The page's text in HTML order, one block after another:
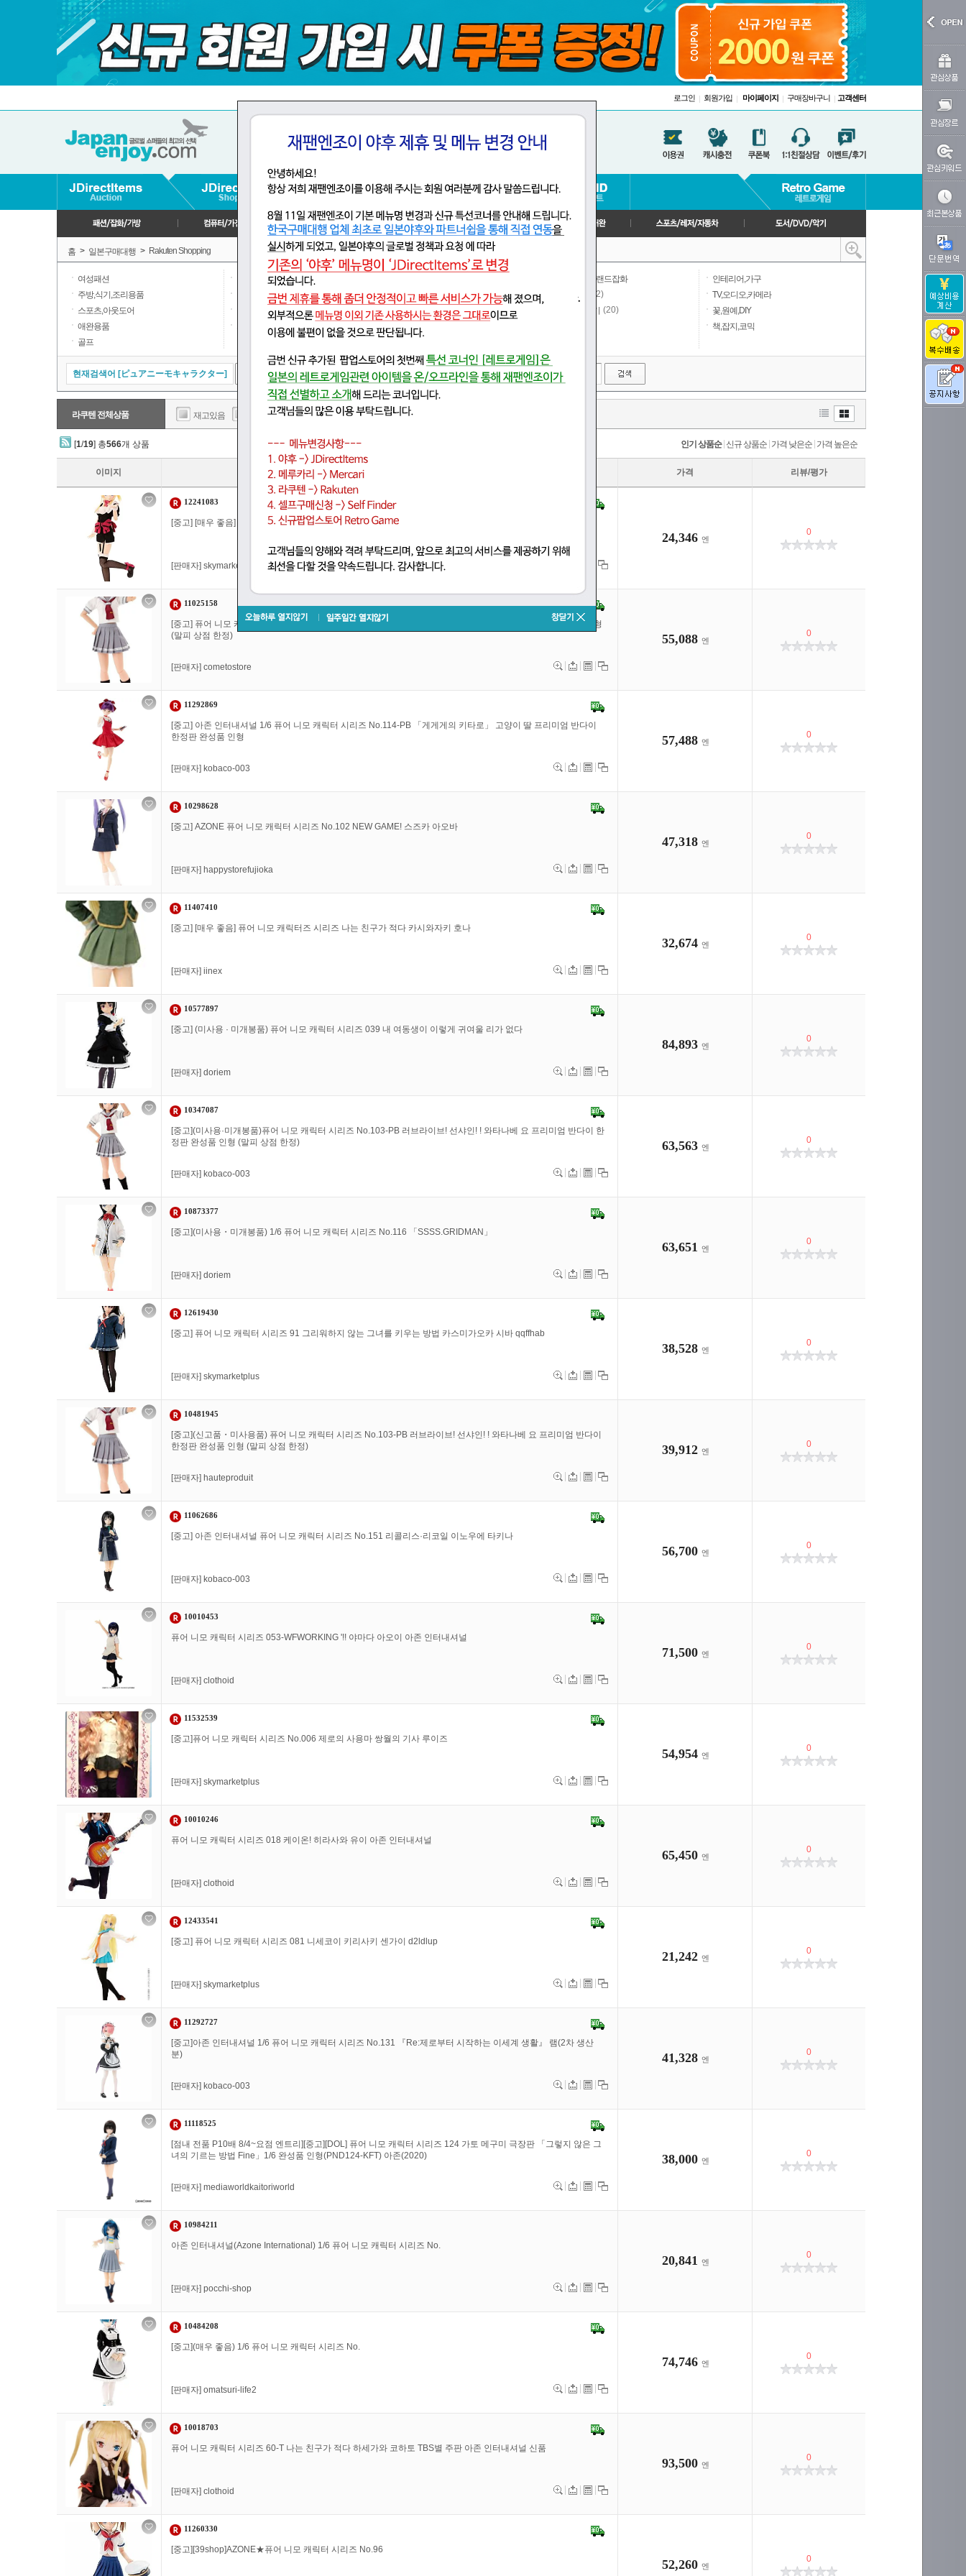
로그인 | 회원가입 | 마이페이지 | 구매장바구니 | 고객센터
홈 > 일본구매대행 > Rakuten Shopping
여성패션 가방,소품,브랜드잡화
인테리어,가구
주방,식기,조리용품
일용품,잡화,문구 컴퓨터,주변기기 가전제품 (12)
TV,오디오,카메라
스포츠,아웃도어
미용,코스메틱,향수 취미,게임,장난감 (417) CD,DVD,악기 (20)
꽃,원예,DIY
애완용품
자동차,오토바이 자동차,오토바이용품
책,잡지,코믹
골프
현재검색어 [ピュアニーモキャラクター] 결과내검색 검색어제외 새로검색
라쿠텐 전체상품 재고있음 일본내 무료배송 판매가
[1/19] 총566개 상품 인기 상품순 신규 상품순 가격 낮은순 가격 높은순
이미지 가격 리뷰/평가
12241083
[중고] [매우 좋음] 퓨어 니모 캐릭터 시리즈 80 러브 라이브! 아야세 에리
[판매자] skymarketplus
24,346 엔
0
11025158
[중고] 퓨어 니모 캐릭터 시리즈 No.103-PB 러브라이브! 선샤인! ! 와타나베 요 프리미엄 반다이 한정판 완성품 인형
(말피 상점 한정)
[판매자] cometostore
55,088 엔
0
11292869
[중고] 아존 인터내셔널 1/6 퓨어 니모 캐릭터 시리즈 No.114-PB 「게게게의 키타로」 고양이 딸 프리미엄 반다이
한정판 완성품 인형
[판매자] kobaco-003
57,488 엔
0
10298628
[중고] AZONE 퓨어 니모 캐릭터 시리즈 No.102 NEW GAME! 스즈카 아오바
[판매자] happystorefujioka
47,318 엔
0
11407410
[중고] [매우 좋음] 퓨어 니모 캐릭터즈 시리즈 나는 친구가 적다 카시와자키 호나
[판매자] iinex
32,674 엔
0
10577897
[중고] (미사용 · 미개봉품) 퓨어 니모 캐릭터 시리즈 039 내 여동생이 이렇게 귀여울 리가 없다
[판매자] doriem
84,893 엔
0
10347087
[중고](미사용·미개봉품)퓨어 니모 캐릭터 시리즈 No.103-PB 러브라이브! 선샤인! ! 와타나베 요 프리미엄 반다이 한
정판 완성품 인형 (말피 상점 한정)
[판매자] kobaco-003
63,563 엔
0
10873377
[중고](미사용・미개봉품) 1/6 퓨어 니모 캐릭터 시리즈 No.116 「SSSS.GRIDMAN」
[판매자] doriem
63,651 엔
0
12619430
[중고] 퓨어 니모 캐릭터 시리즈 91 그리워하지 않는 그녀를 키우는 방법 카스미가오카 시바 qqffhab
[판매자] skymarketplus
38,528 엔
0
10481945
[중고](신고품・미사용품) 퓨어 니모 캐릭터 시리즈 No.103-PB 러브라이브! 선샤인! ! 와타나베 요 프리미엄 반다이
한정판 완성품 인형 (말피 상점 한정)
[판매자] hauteproduit
39,912 엔
0
11062686
[중고] 아존 인터내셔널 퓨어 니모 캐릭터 시리즈 No.151 리콜리스·리코일 이노우에 타키나
[판매자] kobaco-003
56,700 엔
0
10010453
퓨어 니모 캐릭터 시리즈 053-WFWORKING '!! 야마다 아오이 아존 인터내셔널
[판매자] clothoid
71,500 엔
0
11532539
[중고]퓨어 니모 캐릭터 시리즈 No.006 제로의 사용마 쌍월의 기사 루이즈
[판매자] skymarketplus
54,954 엔
0
10010246
퓨어 니모 캐릭터 시리즈 018 케이온! 히라사와 유이 아존 인터내셔널
[판매자] clothoid
65,450 엔
0
12433541
[중고] 퓨어 니모 캐릭터 시리즈 081 니세코이 키리사키 센가이 d2ldlup
[판매자] skymarketplus
21,242 엔
0
11292727
[중고]아존 인터내셔널 1/6 퓨어 니모 캐릭터 시리즈 No.131 『Re:제로부터 시작하는 이세계 생활』 램(2차 생산
분)
[판매자] kobaco-003
41,328 엔
0
11118525
[점내 전품 P10배 8/4~요점 엔트리][중고][DOL] 퓨어 니모 캐릭터 시리즈 124 가토 메구미 극장판 「그렇지 않은 그
녀의 기르는 방법 Fine」1/6 완성품 인형(PND124-KFT) 아존(2020)
[판매자] mediaworldkaitoriworld
38,000 엔
0
10984211
아존 인터내셔널(Azone International) 1/6 퓨어 니모 캐릭터 시리즈 No.
[판매자] pocchi-shop
20,841 엔
0
10484208
[중고](매우 좋음) 1/6 퓨어 니모 캐릭터 시리즈 No.
[판매자] omatsuri-life2
74,746 엔
0
10018703
퓨어 니모 캐릭터 시리즈 60-T 나는 친구가 적다 하세가와 코하토 TBS별 주판 아존 인터내셔널 신품
[판매자] clothoid
93,500 엔
0
11260330
[중고][39shop]AZONE★퓨어 니모 캐릭터 시리즈 No.96
52,260 엔
0